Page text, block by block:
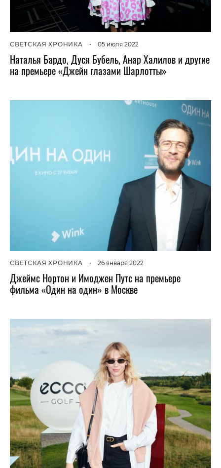
СВЕТСКАЯ ХРОНИКА • 05 июля 2022
Наталья Бардо, Дуся Бубель, Анар Халилов и другие
на премьере «Джейн глазами Шарлотты»
СВЕТСКАЯ ХРОНИКА • 26 января 2022
Джеймс Нортон и Имоджен Путс на премьере
фильма «Один на один» в Москве